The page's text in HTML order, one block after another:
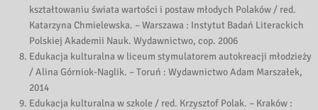
kształtowaniu świata wartości i postaw młodych Polaków / red.
Katarzyna Chmielewska. – Warszawa : Instytut Badań Literackich
Polskiej Akademii Nauk. Wydawnictwo, cop. 2006
Edukacja kulturalna w liceum stymulatorem autokreacji młodzieży
/ Alina Górniok-Naglik. – Toruń : Wydawnictwo Adam Marszałek,
2014
Edukacja kulturalna w szkole / red. Krzysztof Polak. – Kraków :